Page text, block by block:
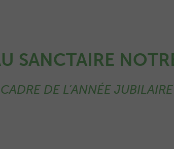
SANCTAIRE
DE L’ANNÉE JUBILAIRE